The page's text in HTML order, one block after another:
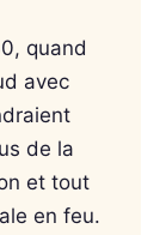
quand
avec
de la
et tout
en feu.